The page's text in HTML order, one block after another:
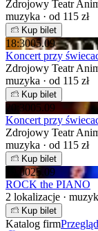
Zdrojowy Teatr
muzyka · od 115 zł
Kup bilet
18:3005.09
Koncert przy
Zdrojowy Teatr
muzyka · od 115 zł
Kup bilet
20:3005.09
Koncert przy
Zdrojowy Teatr
muzyka · od 115 zł
Kup bilet
19:0025.09
ROCK the PIANO
2 lokalizacje ·
Kup bilet
Katalog firm